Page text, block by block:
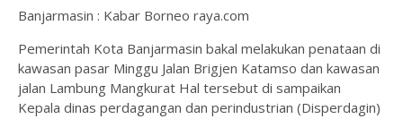
Banjarmasin : Kabar Borneo raya.com
Pemerintah Kota Banjarmasin bakal melakukan penataan di
kawasan pasar Minggu Jalan Brigjen Katamso dan kawasan
jalan Lambung Mangkurat Hal tersebut di sampaikan
Kepala dinas perdagangan dan perindustrian (Disperdagin)